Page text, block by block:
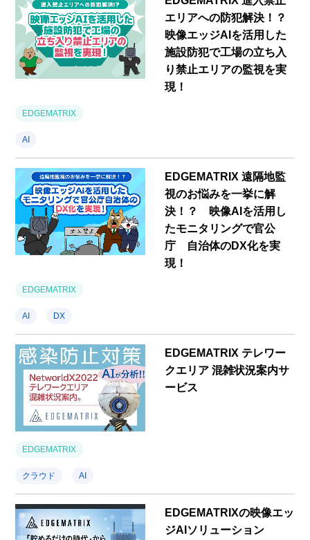
エリアへの防犯解決！？
映像エッジAIを活用した
施設防犯で工場の立ち入
り禁止エリアの監視を実
現！
EDGEMATRIX
AI
EDGEMATRIX 遠隔地監
視のお悩みを一挙に解
決！？ 映像AIを活用し
たモニタリングで官公
庁 自治体のDX化を実
現！
EDGEMATRIX
AI DX
EDGEMATRIX テレワー
クエリア 混雑状況案内サ
ービス
EDGEMATRIX
クラウド AI
EDGEMATRIXの映像エッ
ジAIソリューション